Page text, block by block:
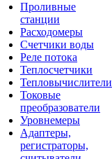
Проливные
станции
Расходомеры
Счетчики воды
Реле потока
Теплосчетчики
Тепловычислители
Токовые
преобразователи
Уровнемеры
Адаптеры,
регистраторы,